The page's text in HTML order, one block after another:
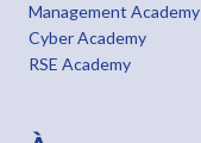
Management Academy
Cyber Academy
RSE Academy